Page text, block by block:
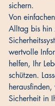
sichern.
Von
Alltag bis hin
wertvolle
helfen, Ihr
schützen.
Sicherheit in